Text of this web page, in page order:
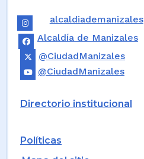
alcaldiademanizales
Alcaldía de Manizales
@CiudadManizales
@CiudadManizales
Directorio institucional
Políticas